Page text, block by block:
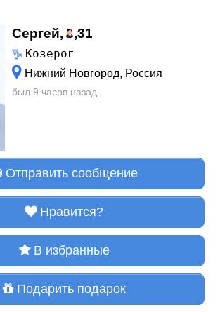
Сергей, ,31
Козерог
Нижний Новгород, Россия
был 9 часов назад
Отправить сообщение
Нравится?
В избранные
Подарить подарок